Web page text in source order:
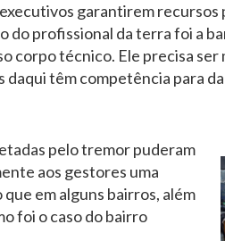
garantirem
do profissional da terra foi a
corpo técnico. Ele precisa
têm competência para
pelo tremor puderam
aos gestores uma
em alguns bairros, além
foi o caso do bairro